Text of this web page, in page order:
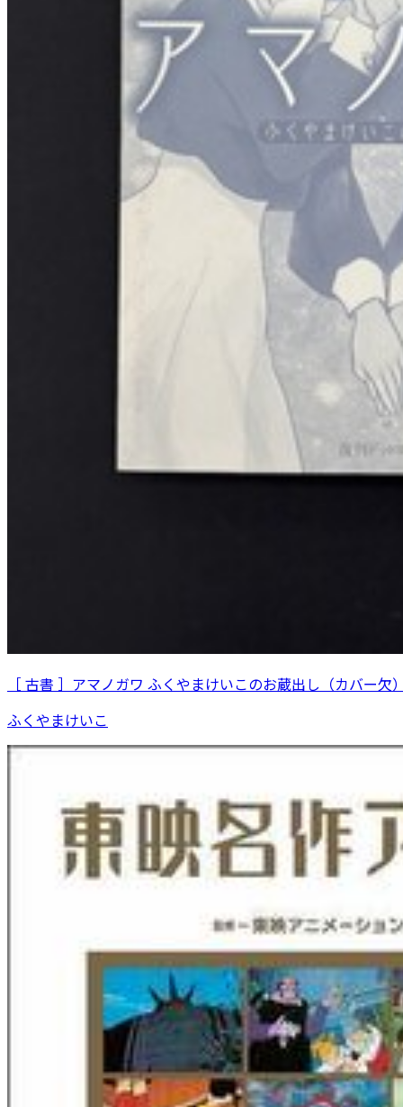
［ 古書 ］アマノガワ ふくやまけいこのお蔵出し（カバー欠
ふくやまけいこ